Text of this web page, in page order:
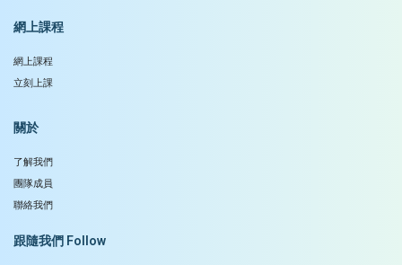
網上課程
網上課程
立刻上課
關於
了解我們
團隊成員
聯絡我們
跟隨我們 Follow